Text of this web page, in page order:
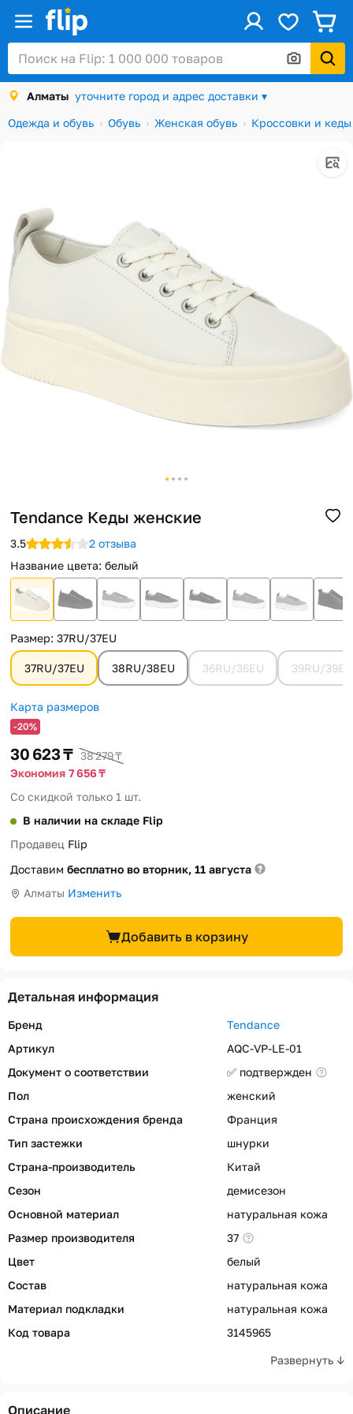
Алматы уточните город и адрес доставки ▾
Одежда и обувь
Обувь Женская обувь Кроссовки и
Tendance Кеды женские
3.5
2 отзыва
Название цвета: белый
Размер: 37RU/37EU
37RU/37EU 38RU/38EU 36RU/36EU 39RU/39EU
Карта размеров
-20%
30 623 ₸ 38 279 ₸
Экономия 7 656 ₸
Со скидкой только 1 шт.
В наличии на складе Flip
Продавец Flip
Доставим бесплатно во вторник, 11 августа
Алматы Изменить
Добавить в корзину
Детальная информация
Развернуть ↓
Бренд
Tendance
Артикул
AQC-VP-LE-01
Документ о соответствии
✅ подтвержден
Пол
женский
Страна происхождения бренда
Франция
Тип застежки
шнурки
Страна-производитель
Китай
Сезон
демисезон
Основной материал
натуральная кожа
Размер производителя
37
Цвет
белый
Состав
натуральная кожа
Материал подкладки
натуральная кожа
Код товара
3145965
Описание
Войти / Регистрация
Каталог
Скидки и акции
Посылки
Алматы
История просмотров
Способы доставки